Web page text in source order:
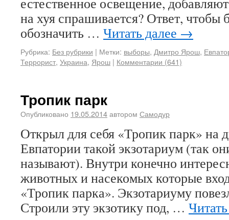
на хуя спрашивается? Ответ, чтобы
обозначить … Читать далее →
Рубрика: Без рубрики | Метки: выборы, Дмитро Ярош,
Террорист, Украина, Ярош | Комментарии (641)
Тропик парк
Опубликовано 19.05.2014автором Самодур
Открыл для себя «Тропик парк» на
Евпатории такой экзотариум (так
называют). Внутри конечно
животных и насекомых которые
«Тропик парка». Экзотариуму
Строили эту экзотику под, …